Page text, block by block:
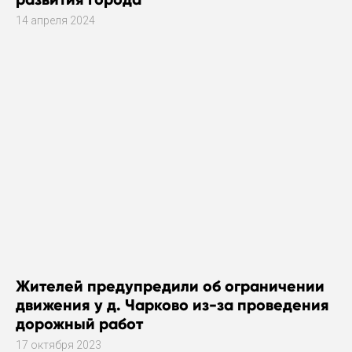
14 апреля 2024
Жителей предупредили об ограничении
движения у д. Чарково из-за проведения
дорожный работ
17 октября 2023